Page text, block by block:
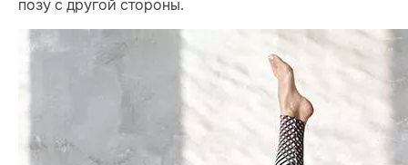
позу с другой стороны.